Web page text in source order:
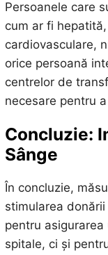
Persoanele care
cum ar fi
cardiovasculare,
orice persoană
centrelor de
necesare pentru
Concluzie:
Sânge
În concluzie,
stimularea
pentru
spitale, ci și